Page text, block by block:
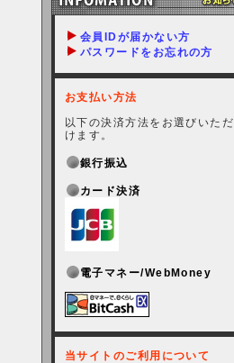
会員IDが届かない方
パスワードをお忘れの方
お支払い方法
以下の決済方法をお選びいただ
けます。
銀行振込
カード決済
電子マネー/WebMoney
当サイトのご利用について